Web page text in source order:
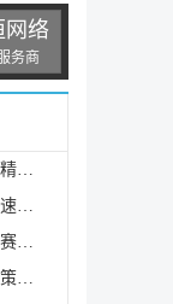
网络
务商
洛克王国世界异色精灵怎么刷 异色精灵高效刷取指南
洛克王国世界新手如何上手 新手快速入门教学
洛克王国世界赛季限定精灵怎么刷 赛季限定奇遇精灵刷
洛克王国世界如何孵蛋更高效 孵蛋策略分享